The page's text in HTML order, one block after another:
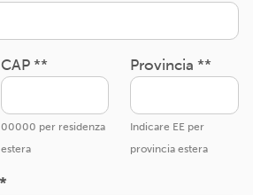
CAP **
00000 per residenza
estera
Provincia **
Indicare EE per
provincia estera